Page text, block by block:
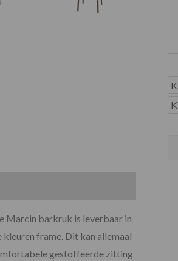
Marcin barkruk is leverbaar in
frame. Dit kan allemaal
gestoffeerde zitting